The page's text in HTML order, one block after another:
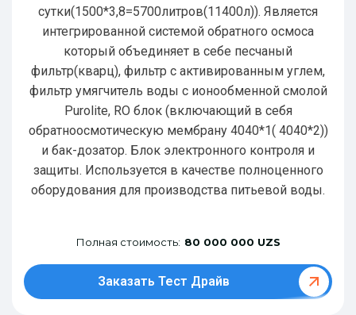
сутки(1500*3,8=5700литров(11400л)). Является
интегрированной системой обратного осмоса
который объединяет в себе песчаный
фильтр(кварц), фильтр с активированным углем,
фильтр умягчитель воды с ионообменной смолой
Purolite, RO блок (включающий в себя
обратноосмотическую мембрану 4040*1( 4040*2))
и бак-дозатор. Блок электронного контроля и
защиты. Используется в качестве полноценного
оборудования для производства питьевой воды.
Полная стоимость: 80 000 000 UZS
Заказать Тест Драйв